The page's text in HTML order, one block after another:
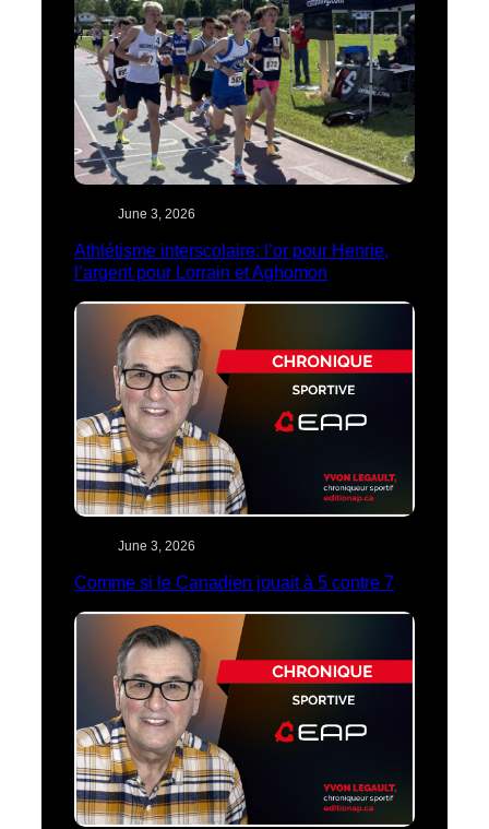
June 3, 2026
Athlétisme interscolaire: l’or pour Henrie,
l’argent pour Lorrain et Aghomon
June 3, 2026
Comme si le Canadien jouait à 5 contre 7